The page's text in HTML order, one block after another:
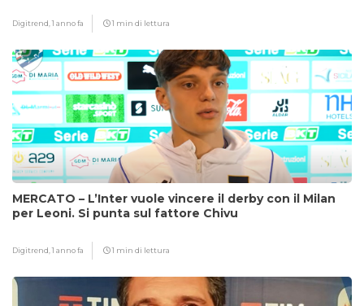
Digitrend,1 anno fa 1 min di lettura
MERCATO – L’Inter vuole vincere il derby con il Milan
per Leoni. Si punta sul fattore Chivu
Digitrend,1 anno fa 1 min di lettura